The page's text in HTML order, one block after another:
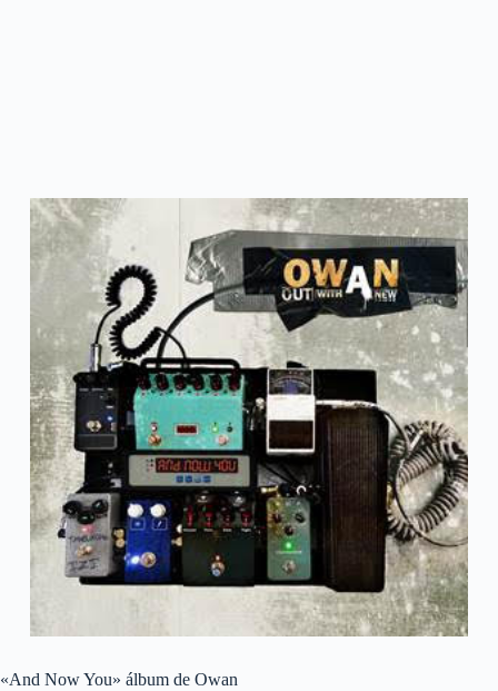
«And Now You» álbum de Owan